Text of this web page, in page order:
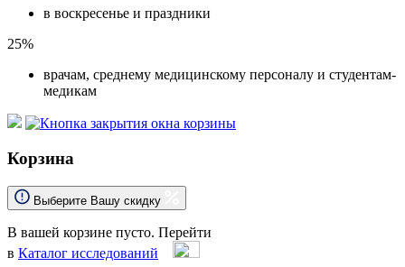
в воскресенье и праздники
25%
врачам, среднему медицинскому персоналу и студентам-
медикам
Корзина
Выберите Вашу скидку
В вашей корзине пусто. Перейти
в Каталог исследований